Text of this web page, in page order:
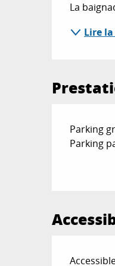
La
Lire
Parking
Parking